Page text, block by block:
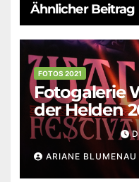
Ähnlicher Beitrag
FOTOS 2021
Fotogalerie
der Helden
ARIANE BLUMENAU